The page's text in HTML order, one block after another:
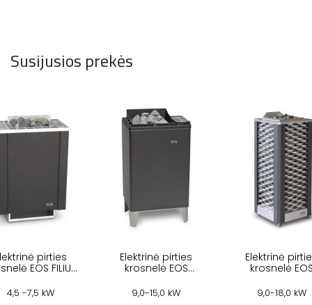
Susijusios prekės
pirties
EOS FILIUS
4,5 -7,5 kW
Elektrinė pirties
krosnelė EOS
9,0-15,0 kW
Elektrinė
krosnelė
9,0-18,0 kW